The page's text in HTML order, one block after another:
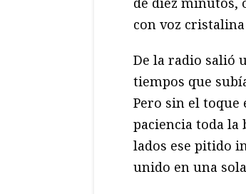
con voz
De la radio salió
tiempos que
Pero sin el toque
paciencia toda la
lados ese pitido
unido en una